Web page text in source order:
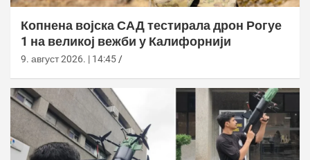
Копнена војска САД тестирала дрон Рогуе
1 на великој вежби у Калифорнији
9. август 2026. | 14:45